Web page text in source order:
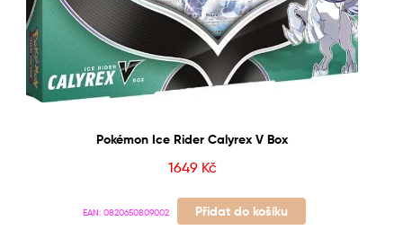
Pokémon Ice Rider Calyrex V Box
1649 Kč
EAN: 0820650809002 Přidat do košíku